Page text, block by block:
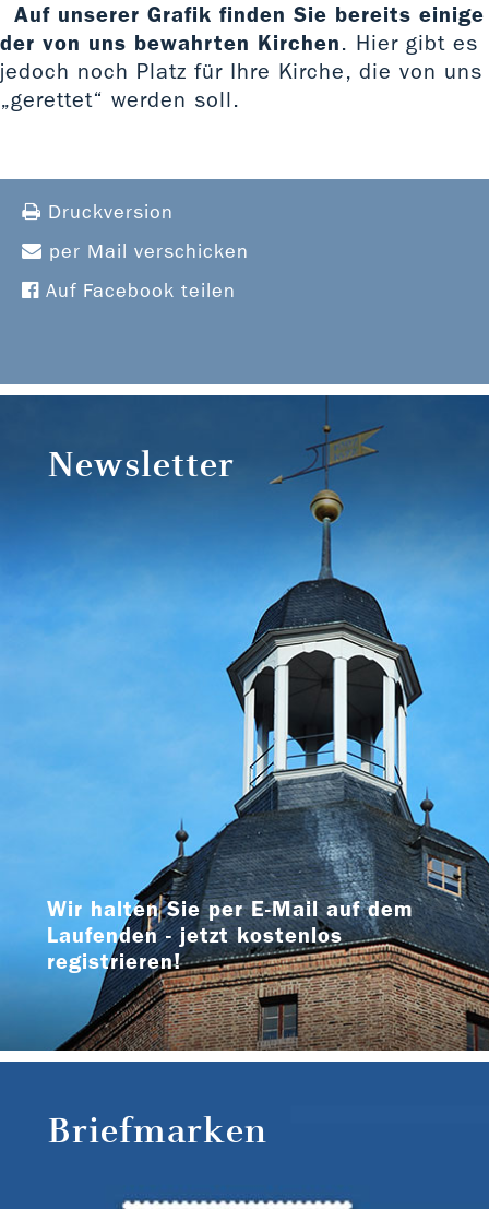
Auf unserer Grafik finden Sie bereits einige
der von uns bewahrten Kirchen. Hier gibt es
jedoch noch Platz für Ihre Kirche, die von uns
„gerettet“ werden soll.
Druckversion
per Mail verschicken
Auf Facebook teilen
Newsletter
Wir halten Sie per E-Mail auf dem
Laufenden - jetzt kostenlos
registrieren!
Briefmarken